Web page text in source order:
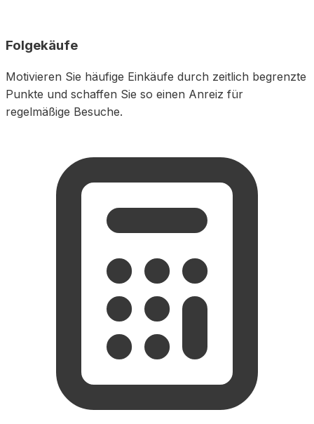
Folgekäufe
Motivieren Sie häufige Einkäufe durch zeitlich begrenzte
Punkte und schaffen Sie so einen Anreiz für
regelmäßige Besuche.